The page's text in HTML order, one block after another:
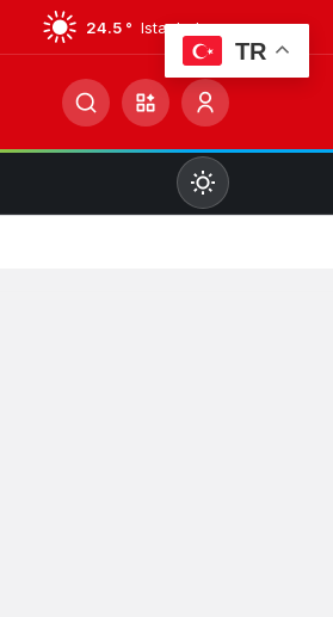
24.5 ° Istanbul
Mod
değiştir
TR